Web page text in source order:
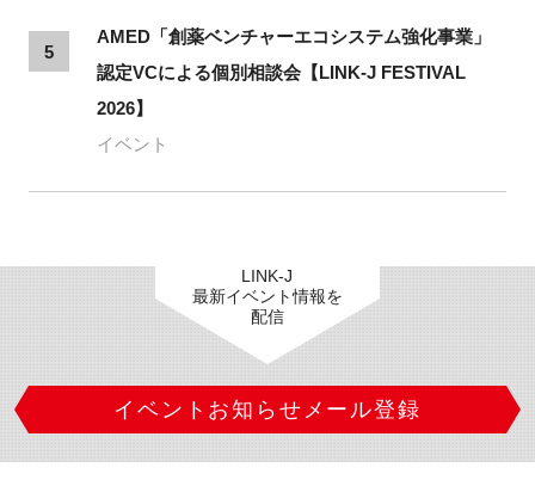
5
AMED「創薬ベンチャーエコシステム強化事業」
認定VCによる個別相談会【LINK-J FESTIVAL
2026】
イベント
LINK-J
最新イベント情報を
配信
イベントお知らせメール登録